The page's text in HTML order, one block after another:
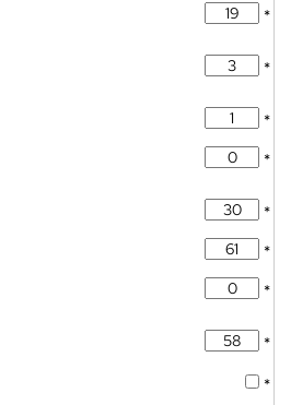
*
*
*
*
*
*
*
*
*